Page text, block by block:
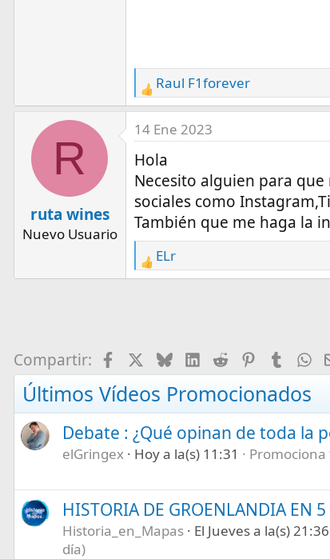
R
e
a
c
t
i
o
n
s
Raul F1forever
R
ruta wines
Nuevo Usuario
14 Ene 2023
Hola
Necesito alguien para
sociales como
También que me haga la
R
e
i
o
n
s
:
ELr
Compartir: FacebookBlueskyLinkedIn
RedditPinterest
Últimos Vídeos Promocionados
Debate : ¿Qué opinan de toda la
elGringex Hoy a la(s) 11:31 Promociona
HISTORIA DE GROENLANDIA EN
Historia_en_Mapas El Jueves a la(s) 21:36
día)